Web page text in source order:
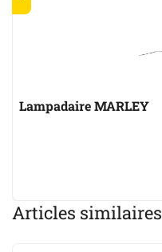
Lampadaire MARLEY
Articles similaires